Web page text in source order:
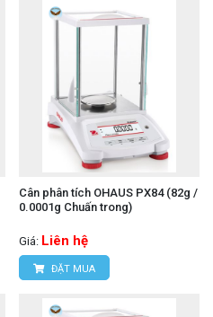
Cân phân tích OHAUS PX84 (82g /
0.0001g Chuấn trong)
Giá: Liên hệ
ĐẶT MUA